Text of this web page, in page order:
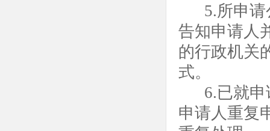
5.所申
告知申请人
的行政机关
式。
6.已就
申请人重复